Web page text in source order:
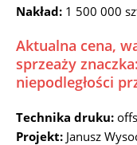
Nakład: 1 500 000
Aktualna cena,
sprzeaży
niepodległości
Technika druku:
Projekt: Janusz